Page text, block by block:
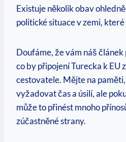
Existuje několik obav
politické situace v zemi,
Doufáme, že vám náš
co by připojení Turecka k EU
cestovatele. Mějte na
vyžadovat čas a úsilí, ale
může to přinést mnoho
zúčastněné strany.